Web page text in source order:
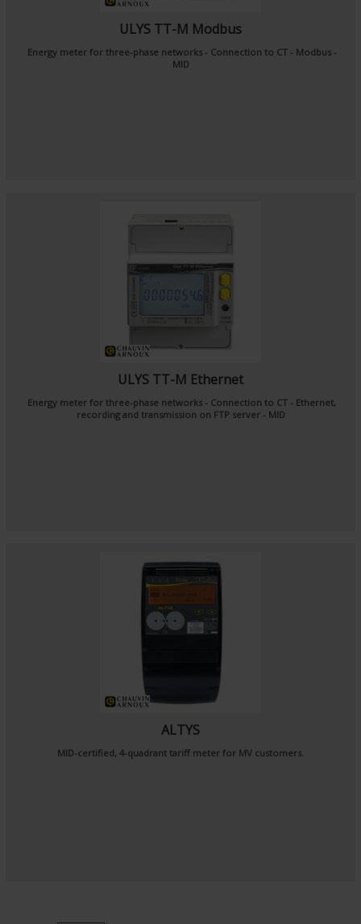
ULYS TT-M Modbus
Energy meter for three-phase networks - Connection to CT - Modbus -
MID
ULYS TT-M Ethernet
Energy meter for three-phase networks - Connection to CT - Ethernet,
recording and transmission on FTP server - MID
ALTYS
MID-certified, 4-quadrant tariff meter for MV customers.